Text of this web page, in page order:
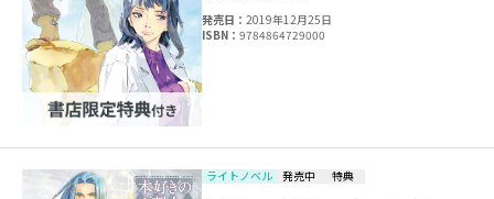
発売日：2019年12月25日
ISBN：9784864729000
ライトノベル 発売中 特典